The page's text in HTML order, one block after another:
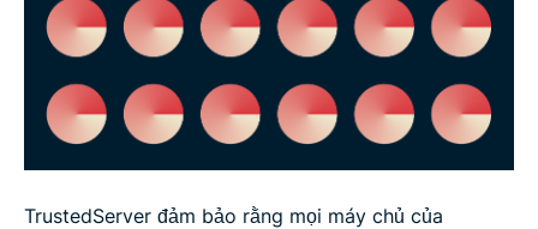
TrustedServer đảm bảo rằng mọi máy chủ của